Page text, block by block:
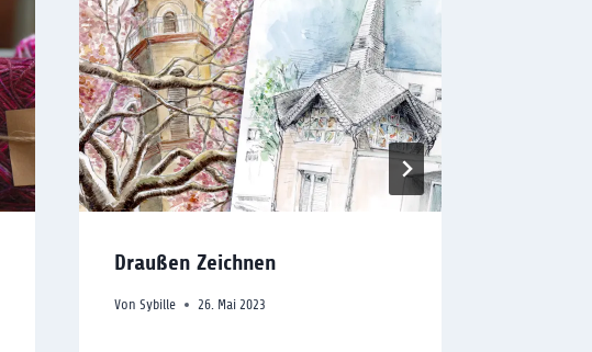
Draußen Zeichnen
Von Sybille 26. Mai 2023